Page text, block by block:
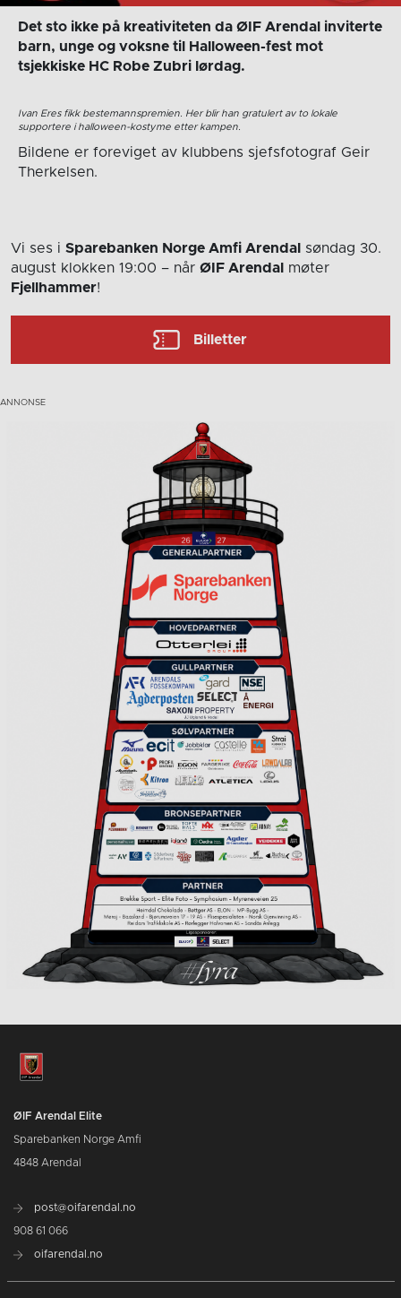
Det sto ikke på kreativiteten da ØIF Arendal inviterte
barn, unge og voksne til Halloween-fest mot
tsjekkiske HC Robe Zubri lørdag.
Ivan Eres fikk bestemannspremien. Her blir han gratulert av to lokale
supportere i halloween-kostyme etter kampen.
Bildene er foreviget av klubbens sjefsfotograf Geir
Therkelsen.
Vi ses i Sparebanken Norge Amfi Arendal
søndag 30.
august klokken 19:00 – når ØIF Arendal
møter
Fjellhammer!
Billetter
ØIF Arendal Elite
Sparebanken Norge Amfi
4848 Arendal
post@oifarendal.no
908 61 066
oifarendal.no